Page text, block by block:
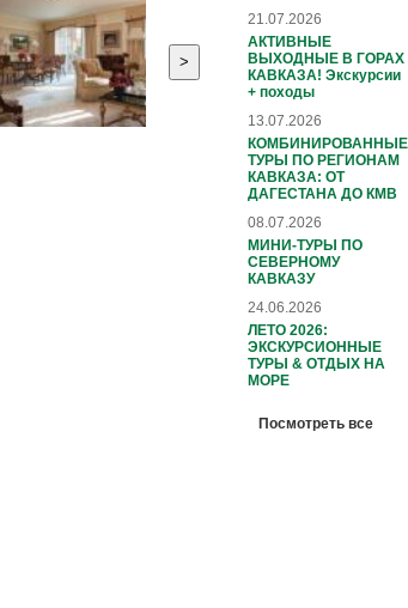
>
21.07.2026
АКТИВНЫЕ
ВЫХОДНЫЕ В ГОРАХ
КАВКАЗА! Экскурсии
+ походы
13.07.2026
КОМБИНИРОВАННЫЕ
ТУРЫ ПО РЕГИОНАМ
КАВКАЗА: ОТ
ДАГЕСТАНА ДО КМВ
08.07.2026
МИНИ-ТУРЫ ПО
СЕВЕРНОМУ
КАВКАЗУ
24.06.2026
ЛЕТО 2026:
ЭКСКУРСИОННЫЕ
ТУРЫ & ОТДЫХ НА
МОРЕ
Посмотреть все